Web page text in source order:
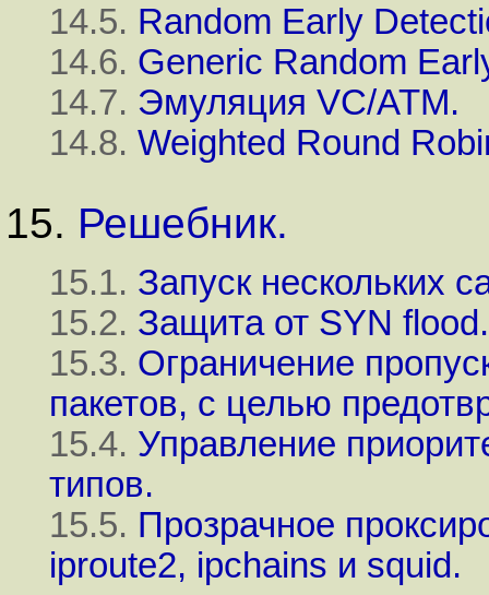
14.5. Random Early
14.6. Generic Random
14.7. Эмуляция VC/ATM.
14.8. Weighted Round
15. Решебник.
15.1. Запуск нескольких
15.2. Защита от SYN flood.
15.3. Ограничение
пакетов, с целью
15.4. Управление
типов.
15.5. Прозрачное
iproute2, ipchains и squid.